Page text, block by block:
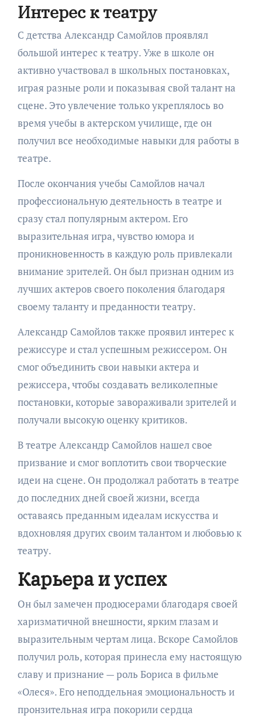
Интерес к театру
С детства Александр Самойлов проявлял
большой интерес к театру. Уже в школе он
активно участвовал в школьных постановках,
играя разные роли и показывая свой талант на
сцене. Это увлечение только укреплялось во
время учебы в актерском училище, где он
получил все необходимые навыки для работы в
театре.
После окончания учебы Самойлов начал
профессиональную деятельность в театре и
сразу стал популярным актером. Его
выразительная игра, чувство юмора и
проникновенность в каждую роль привлекали
внимание зрителей. Он был признан одним из
лучших актеров своего поколения благодаря
своему таланту и преданности театру.
Александр Самойлов также проявил интерес к
режиссуре и стал успешным режиссером. Он
смог объединить свои навыки актера и
режиссера, чтобы создавать великолепные
постановки, которые завораживали зрителей и
получали высокую оценку критиков.
В театре Александр Самойлов нашел свое
призвание и смог воплотить свои творческие
идеи на сцене. Он продолжал работать в театре
до последних дней своей жизни, всегда
оставаясь преданным идеалам искусства и
вдохновляя других своим талантом и любовью к
театру.
Карьера и успех
Он был замечен продюсерами благодаря своей
харизматичной внешности, ярким глазам и
выразительным чертам лица. Вскоре Самойлов
получил роль, которая принесла ему настоящую
славу и признание — роль Бориса в фильме
«Олеся». Его неподдельная эмоциональность и
пронзительная игра покорили сердца